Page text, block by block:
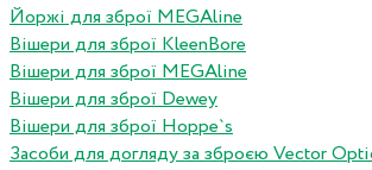
Йоржі для зброї MEGAline
Вішери для зброї KleenBore
Вішери для зброї MEGAline
Вішери для зброї Dewey
Вішери для зброї Hoppe`s
Засоби для догляду за зброєю Vector